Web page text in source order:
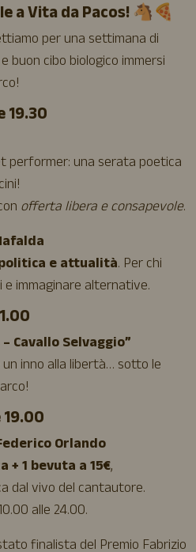
a Vita da Pacos! 🐴🍕
per una settimana di
buon cibo biologico immersi
19.30
performer: una serata poetica
offerta libera e consapevole.
e attualità. Per chi
immaginare alternative.
Cavallo Selvaggio”
un inno alla libertà… sotto le
Orlando
+ 1 bevuta a 15€,
dal vivo del cantautore.
alle 24.00.
finalista del Premio Fabrizio